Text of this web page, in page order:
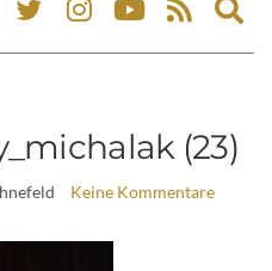
(23)
Keine Kommentare